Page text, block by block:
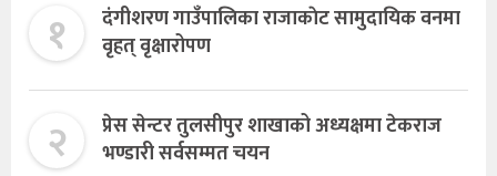
१
दंगीशरण गाउँपालिका राजाकाेट सामुदायिक वनमा
वृहत् वृक्षारोपण
२
प्रेस सेन्टर तुलसीपुर शाखाको अध्यक्षमा टेकराज
भण्डारी सर्वसम्मत चयन